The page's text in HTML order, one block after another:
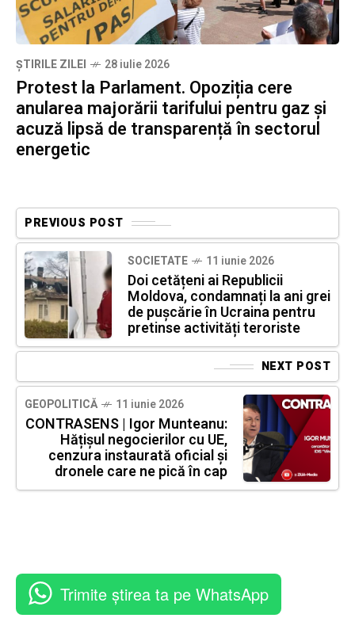
ȘTIRILE ZILEI 28 iulie 2026
Protest la Parlament. Opoziția cere
anularea majorării tarifului pentru gaz și
acuză lipsă de transparență în sectorul
energetic
PREVIOUS POST
SOCIETATE 11 iunie 2026
Doi cetățeni ai Republicii
Moldova, condamnați la ani grei
de pușcărie în Ucraina pentru
pretinse activități teroriste
NEXT POST
GEOPOLITICĂ 11 iunie 2026
CONTRASENS | Igor Munteanu:
Hățișul negocierilor cu UE,
cenzura instaurată oficial și
dronele care ne pică în cap
Trimite știrea ta pe WhatsApp